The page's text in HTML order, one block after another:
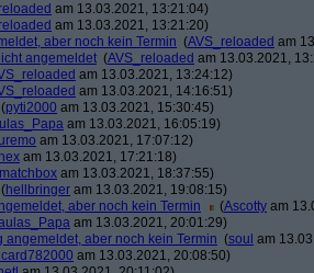
am 13.03.2021, 13:21:04)
am 13.03.2021, 13:21:20)
aber noch kein Termin (AVS_reloaded am
angemeldet (AVS_reloaded am 13.03.2021,
am 13.03.2021, 13:24:12)
am 13.03.2021, 14:16:51)
(pyti2000 am 13.03.2021, 15:30:45)
am 13.03.2021, 16:05:19)
am 13.03.2021, 17:07:12)
am 13.03.2021, 17:21:18)
matchbox am 13.03.2021, 18:37:55)
(hellbringer am 13.03.2021, 19:08:15)
aber noch kein Termin
(Ascotty am
am 13.03.2021, 20:01:29)
angemeldet, aber noch kein Termin (soul am
am 13.03.2021, 20:08:50)